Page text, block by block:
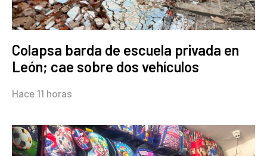
Colapsa barda de escuela privada en
León; cae sobre dos vehículos
Hace 11 horas